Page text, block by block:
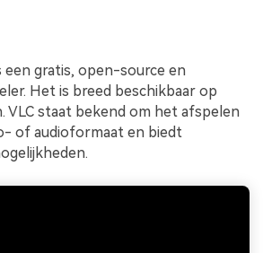
een gratis, open-source en
Het is breed beschikbaar op
VLC staat bekend om het afspelen
of audioformaat en biedt